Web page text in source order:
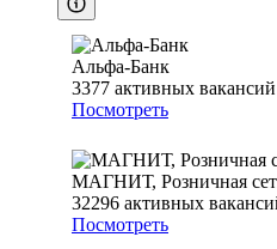
Альфа-Банк
3377 активных вакансий
Посмотреть
МАГНИТ, Розничная
32296 активных
Посмотреть